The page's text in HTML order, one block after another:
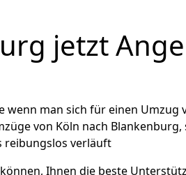
jetzt
wenn man sich für einen Umzug
von Köln nach
reibungslos verläuft
Ihnen die beste